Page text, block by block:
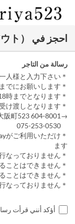
احجز في ikariya 523（テイクアウト）
رسالة من التاجر
＊人数の欄にはお一人様と入力下さい
＊キャンセルは12/29までにお願いします
＊受け渡しは12/31の12時から18時までとなります
＊ikariya523にて受け渡しとなります
→604-8001 京都市中京区木屋町三条上ル上大阪町523
がご利用いただけ
ます
＊配送は行なっておりません
＊熨斗紙をお付けすることはできません
＊メッセージカードをお付けすることはできません
＊アレルギー対応や食材の変更は行なっておりません
أؤكد أنني قرأت